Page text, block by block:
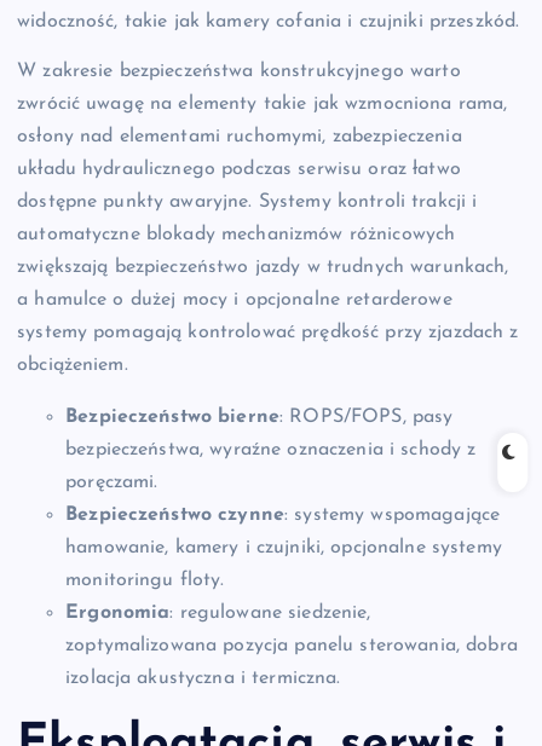
widoczność, takie jak kamery cofania i czujniki przeszkód.
W zakresie bezpieczeństwa konstrukcyjnego warto
zwrócić uwagę na elementy takie jak wzmocniona rama,
osłony nad elementami ruchomymi, zabezpieczenia
układu hydraulicznego podczas serwisu oraz łatwo
dostępne punkty awaryjne. Systemy kontroli trakcji i
automatyczne blokady mechanizmów różnicowych
zwiększają bezpieczeństwo jazdy w trudnych warunkach,
a hamulce o dużej mocy i opcjonalne retarderowe
systemy pomagają kontrolować prędkość przy zjazdach z
obciążeniem.
Bezpieczeństwo bierne: ROPS/FOPS, pasy
bezpieczeństwa, wyraźne oznaczenia i schody z
poręczami.
Bezpieczeństwo czynne: systemy wspomagające
hamowanie, kamery i czujniki, opcjonalne systemy
monitoringu floty.
Ergonomia: regulowane siedzenie,
zoptymalizowana pozycja panelu sterowania, dobra
izolacja akustyczna i termiczna.